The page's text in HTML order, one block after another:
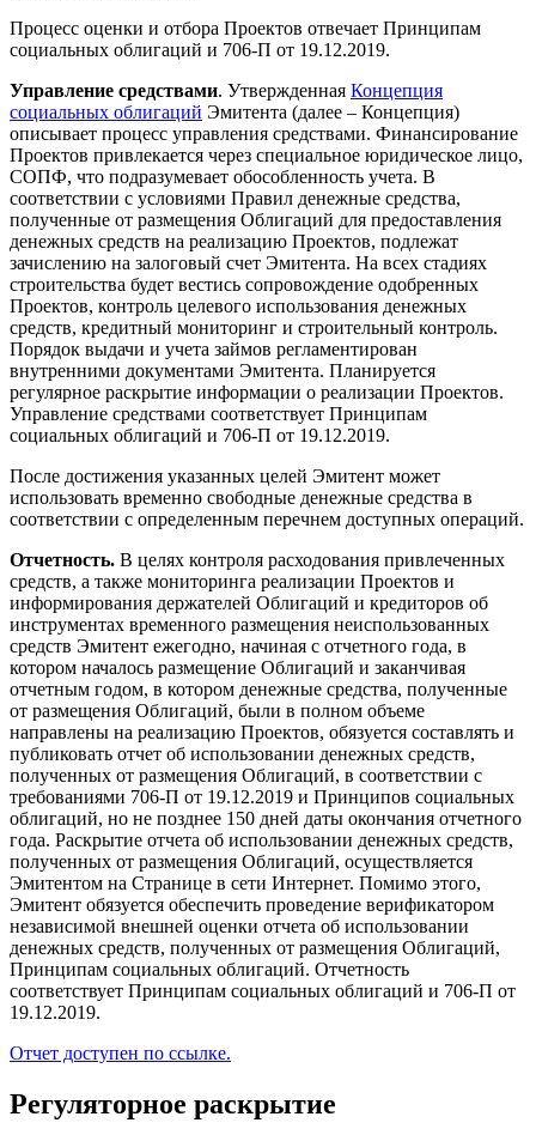
Процесс оценки и отбора Проектов отвечает Принципам
социальных облигаций и 706-П от 19.12.2019.
Управление средствами. Утвержденная Концепция
социальных облигаций Эмитента (далее – Концепция)
описывает процесс управления средствами. Финансирование
Проектов привлекается через специальное юридическое лицо,
СОПФ, что подразумевает обособленность учета. В
соответствии с условиями Правил денежные средства,
полученные от размещения Облигаций для предоставления
денежных средств на реализацию Проектов, подлежат
зачислению на залоговый счет Эмитента. На всех стадиях
строительства будет вестись сопровождение одобренных
Проектов, контроль целевого использования денежных
средств, кредитный мониторинг и строительный контроль.
Порядок выдачи и учета займов регламентирован
внутренними документами Эмитента. Планируется
регулярное раскрытие информации о реализации Проектов.
Управление средствами соответствует Принципам
социальных облигаций и 706-П от 19.12.2019.
После достижения указанных целей Эмитент может
использовать временно свободные денежные средства в
соответствии с определенным перечнем доступных операций.
Отчетность. В целях контроля расходования привлеченных
средств, а также мониторинга реализации Проектов и
информирования держателей Облигаций и кредиторов об
инструментах временного размещения неиспользованных
средств Эмитент ежегодно, начиная с отчетного года, в
котором началось размещение Облигаций и заканчивая
отчетным годом, в котором денежные средства, полученные
от размещения Облигаций, были в полном объеме
направлены на реализацию Проектов, обязуется составлять и
публиковать отчет об использовании денежных средств,
полученных от размещения Облигаций, в соответствии с
требованиями 706-П от 19.12.2019 и Принципов социальных
облигаций, но не позднее 150 дней даты окончания отчетного
года. Раскрытие отчета об использовании денежных средств,
полученных от размещения Облигаций, осуществляется
Эмитентом на Странице в сети Интернет. Помимо этого,
Эмитент обязуется обеспечить проведение верификатором
независимой внешней оценки отчета об использовании
денежных средств, полученных от размещения Облигаций,
Принципам социальных облигаций. Отчетность
соответствует Принципам социальных облигаций и 706-П от
19.12.2019.
Отчет доступен по ссылке.
Регуляторное раскрытие